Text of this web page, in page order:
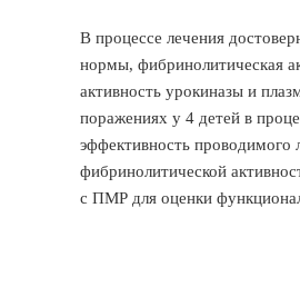
В процессе лечения
нормы, фибринолитическая
активность урокиназы и
поражениях у 4 детей в
эффективность проводимого
фибринолитической
с ПМР для оценки